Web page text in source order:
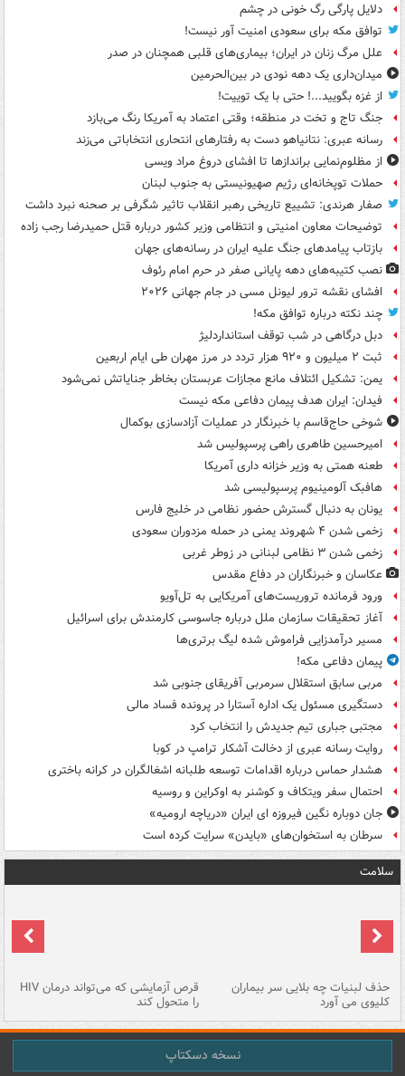
دلایل پارگی رگ خونی در چشم
توافق مکه برای سعودی امنیت آور نیست!
علل مرگ زنان در ایران؛ بیماری‌های قلبی همچنان در صدر
میدان‌داری یک دهه نودی در بین‌الحرمین
از غزه بگویید...! حتی با یک توییت!
جنگ تاج و تخت در منطقه؛ وقتی اعتماد به آمریکا رنگ می‌بازد
رسانه عبری: نتانیاهو دست به رفتارهای انتحاری انتخاباتی می‌زند
از مظلوم‌نمایی براندازها تا افشای دروغ مراد ویسی
حملات توپخانه‌ای رژیم صهیونیستی به جنوب لبنان
صفار هرندی: تشییع تاریخی رهبر انقلاب تاثیر شگرفی بر صحنه نبرد داشت
توضیحات معاون امنیتی و انتظامی وزیر کشور درباره قتل حمیدرضا رجب زاده
بازتاب پیامدهای جنگ علیه ایران در رسانه‌های جهان
نصب کتیبه‌های دهه پایانی صفر در حرم امام رئوف
افشای نقشه ترور لیونل مسی در جام جهانی ۲۰۲۶
چند نکته درباره توافق مکه!
دبل درگاهی در شب توقف استانداردلیژ
ثبت ۲ میلیون و ۹۲۰ هزار تردد در مرز مهران طی ایام اربعین
یمن: تشکیل ائتلاف مانع مجازات عربستان بخاطر جنایاتش نمی‌شود
فیدان: ایران هدف پیمان دفاعی مکه نیست
شوخی حاج‌قاسم با خبرنگار در عملیات آزادسازی بوکمال
امیرحسین طاهری راهی پرسپولیس شد
طعنه همتی به وزیر خزانه داری آمریکا
هافبک آلومینیوم پرسپولیسی شد
یونان به دنبال گسترش حضور نظامی در خلیج فارس
زخمی شدن ۴ شهروند یمنی در حمله مزدوران سعودی
زخمی شدن ۳ نظامی لبنانی در زوطر غربی
عکاسان و خبرنگاران در دفاع مقدس
ورود فرمانده تروریست‌های آمریکایی به تل‌آویو
آغاز تحقیقات سازمان ملل درباره جاسوسی کارمندش برای اسرائیل
مسیر درآمدزایی فراموش شده لیگ برتری‌ها
پیمان دفاعی مکه!
مربی سابق استقلال سرمربی آفریقای جنوبی شد
دستگیری مسئول یک اداره آستارا در پرونده فساد مالی
مجتبی جباری تیم جدیدش را انتخاب کرد
روایت رسانه عبری از دخالت آشکار ترامپ در کوبا
هشدار حماس درباره اقدامات توسعه طلبانه اشغالگران در کرانه باختری
احتمال سفر ویتکاف و کوشنر به اوکراین و روسیه
جان دوباره نگین فیروزه ای ایران «دریاچه ارومیه»
سرطان به استخوان‌های «بایدن» سرایت کرده است
سلامت
حذف لبنیات چه بلایی سر بیماران
کلیوی می آورد
قرص آزمایشی که می‌تواند درمان HIV
را متحول کند
نسخه دسکتاپ